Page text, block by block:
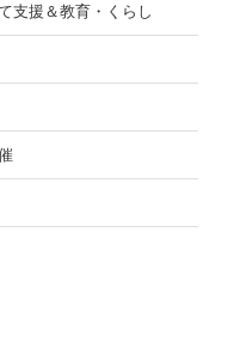
支援＆教育・くらし